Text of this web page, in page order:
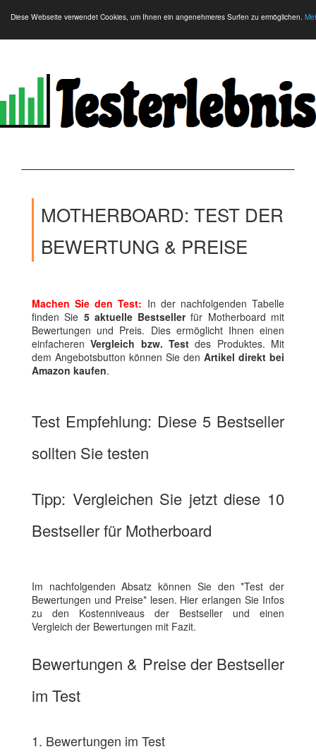
Diese Webseite verwendet Cookies, um Ihnen ein angenehmeres Surfen zu ermöglichen.
MOTHERBOARD: TEST DER
BEWERTUNG & PREISE
Machen Sie den Test: In der nachfolgenden Tabelle
finden Sie 5 aktuelle Bestsellerfür Motherboard mit
Bewertungen und Preis. Dies ermöglicht Ihnen einen
einfacherenVergleich bzw. Test des Produktes. Mit
dem Angebotsbutton können Sie den Artikel direkt bei
Amazon kaufen.
Test Empfehlung: Diese 5 Bestseller
sollten Sie testen
Tipp: Vergleichen Sie jetzt diese 10
Bestseller für Motherboard
Im nachfolgenden Absatz können Sie den *Test der
Bewertungen und Preise* lesen. Hier erlangen Sie Infos
zu den Kostenniveaus der Bestseller und einen
Vergleich der Bewertungen mit Fazit.
Bewertungen & Preise der Bestseller
im Test
1. Bewertungen im Test